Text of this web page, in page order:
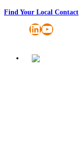
Find Your Local Contact
LinkedIn
YouTube